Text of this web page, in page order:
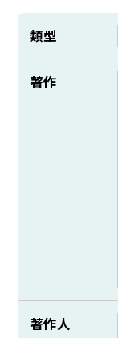
類型
著作
著作人